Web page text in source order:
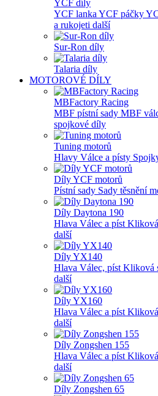
YCF díly
YCF lanka YCF páčky
a rukojeti další
Sur-Ron díly
Talaria díly
MOTOROVÉ DÍLY
MBFactory Racing
MBF pístní sady MBF
spojkové díly
Tuning motorů
Hlavy Válce a písty
Díly YCF motorů
Pístní sady Sady těsnění
Díly Daytona 190
Hlava Válec a píst
další
Díly YX140
Hlava Válec, píst Kliková
další
Díly YX160
Hlava Válec a píst
další
Díly Zongshen 155
Hlava Válec a píst
další
Díly Zongshen 65